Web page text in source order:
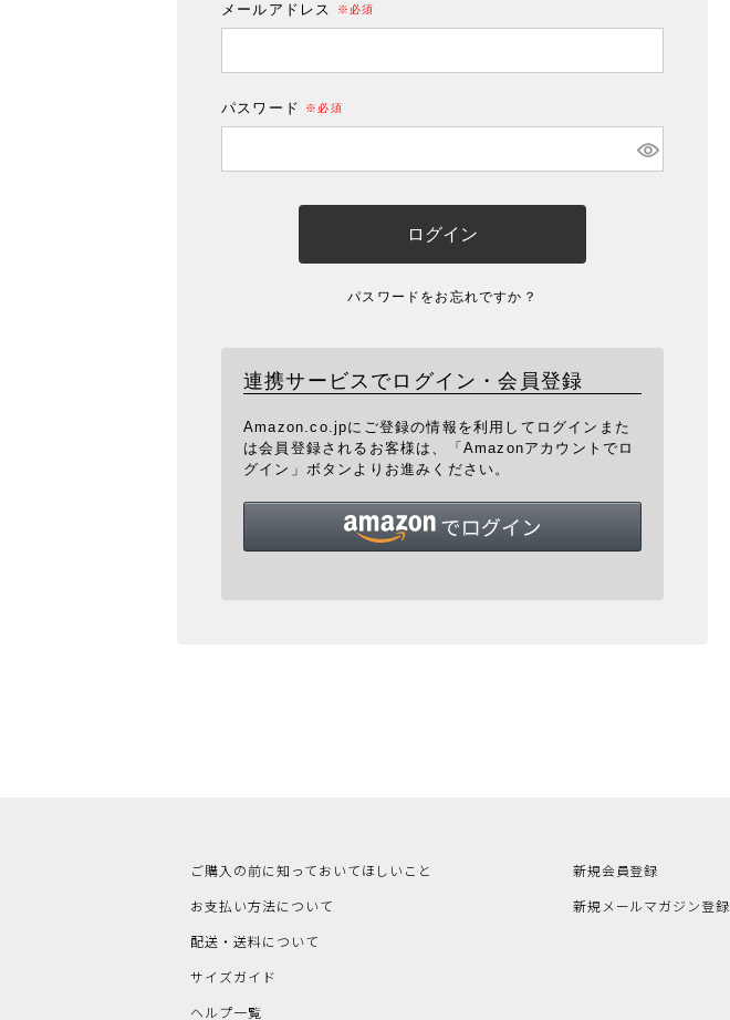
メールアドレス
(必須)
パスワード
(必須)
ログイン
パスワードをお忘れですか？
連携サービスでログイン・会員登録
Amazon.co.jpにご登録の情報を利用してログインまた
は会員登録されるお客様は、「Amazonアカウントでロ
グイン」ボタンよりお進みください。
ご購入の前に知っておいてほしいこと
お支払い方法について
配送・送料について
サイズガイド
ヘルプ一覧
新規会員登録
新規メールマガジン登録